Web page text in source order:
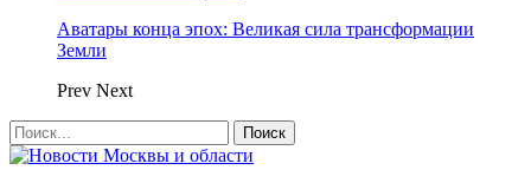
Аватары конца эпох: Великая сила трансформации
Земли
Prev Next